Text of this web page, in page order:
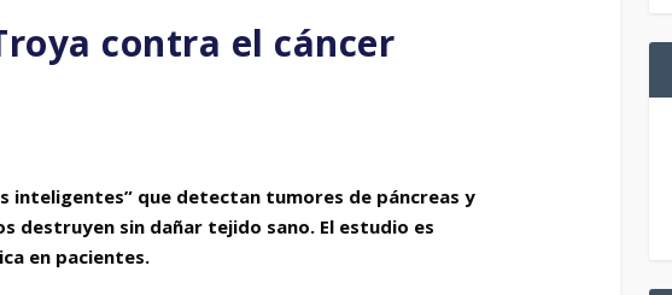
contra el cáncer
inteligentes” que detectan tumores de páncreas y
destruyen sin dañar tejido sano. El estudio es
en pacientes.